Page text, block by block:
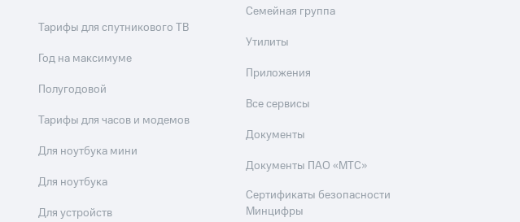
Тарифы для спутникового ТВ
Год на максимуме
Полугодовой
Тарифы для часов и модемов
Для ноутбука мини
Для ноутбука
Для устройств
Семейная группа
Утилиты
Приложения
Все сервисы
Документы
Документы ПАО «МТС»
Сертификаты безопасности
Минцифры